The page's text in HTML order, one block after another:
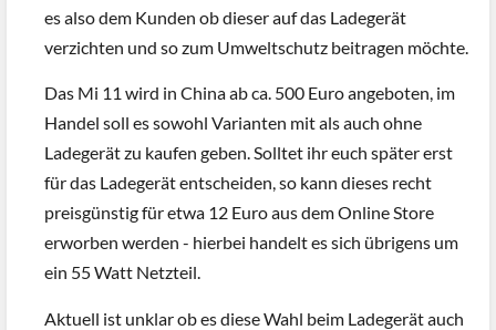
es also dem Kunden ob dieser auf das Ladegerät
verzichten und so zum Umweltschutz beitragen möchte.
Das Mi 11 wird in China ab ca. 500 Euro angeboten, im
Handel soll es sowohl Varianten mit als auch ohne
Ladegerät zu kaufen geben. Solltet ihr euch später erst
für das Ladegerät entscheiden, so kann dieses recht
preisgünstig für etwa 12 Euro aus dem Online Store
erworben werden - hierbei handelt es sich übrigens um
ein 55 Watt Netzteil.
Aktuell ist unklar ob es diese Wahl beim Ladegerät auch